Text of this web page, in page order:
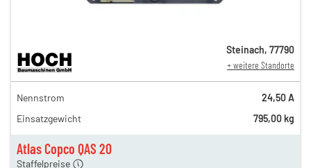
Atlas Copco QAS 20
82,00 €
68,00 €
58,00 €
Staffelpreise
Steinach, 77790
+ weitere Standorte
Nennstrom
24,50 A
Einsatzgewicht
795,00 kg